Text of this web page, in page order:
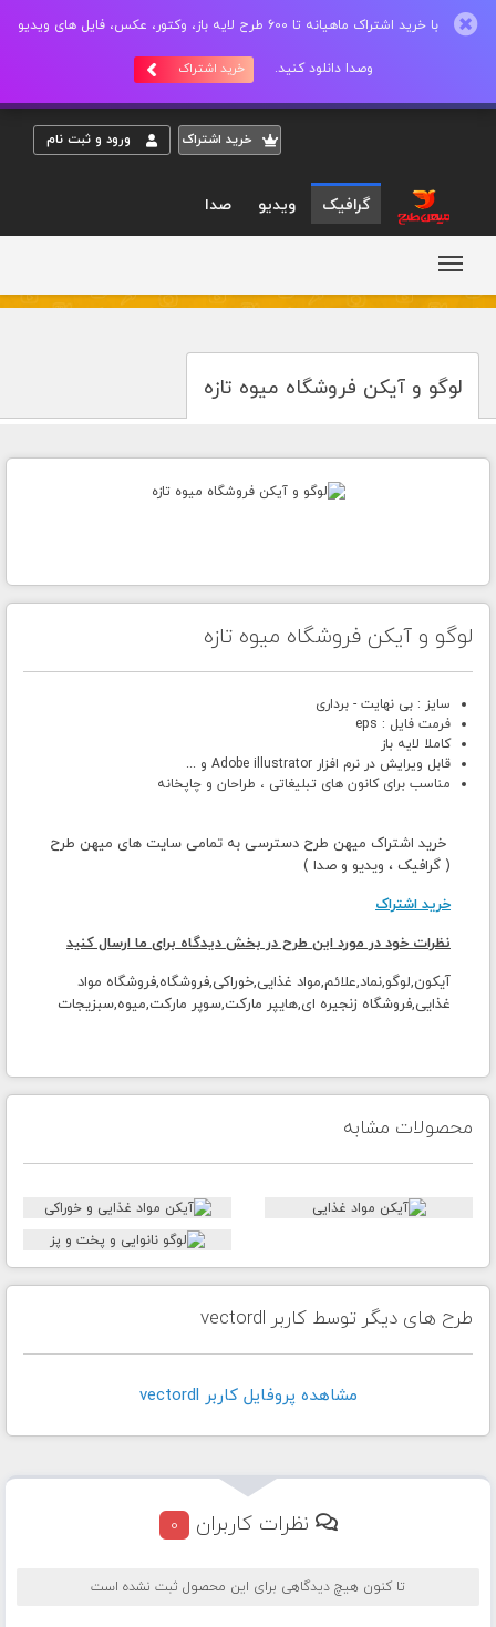
با خرید اشتراک ماهیانه تا 600 طرح لایه باز، وکتور، عکس، فایل های ویدیو
وصدا دانلود کنید. خرید اشتراک
خريد اشتراک ورود و ثبت نام
گرافیک ویدیو صدا
لوگو و آیکن فروشگاه میوه تازه
لوگو و آیکن فروشگاه میوه تازه
سایز : بی نهایت - برداری
فرمت فایل : eps
کاملا لایه باز
قابل ویرایش در نرم افزار Adobe illustrator و ...
مناسب برای کانون های تبلیغاتی ، طراحان و چاپخانه
خرید اشتراک میهن طرح دسترسی به تمامی سایت های میهن طرح
( گرافیک ، ویدیو و صدا )
خرید اشتراک
نظرات خود در مورد این طرح در بخش دیدگاه برای ما ارسال کنید
آیکون,لوگو,نماد,علائم,مواد غذایی,خوراکی,فروشگاه,فروشگاه مواد
غذایی,فروشگاه زنجیره ای,هایپر مارکت,سوپر مارکت,میوه,سبزیجات
محصولات مشابه
طرح های دیگر توسط کاربر vectordl
مشاهده پروفايل کاربر vectordl
نظرات کاربران 0
تا کنون هیچ دیدگاهی برای این محصول ثبت نشده است